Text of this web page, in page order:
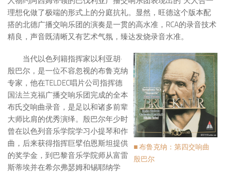
理想化做了极端的形式上的分庭抗礼。显然，旺德这个版本配
搭的北德广播交响乐团的演奏是一贯的高水准，RCA的录音技术
精良，声音既清晰又有艺术气氛，臻达发烧录音水准。
■ 布鲁克纳：第四交响曲
殷巴尔
当代以色列籍指挥家以利亚胡·
殷巴尔，是一位不容忽视的布鲁克纳
专家，他在TELDEC唱片公司指挥德
国法兰克福广播交响乐团完成的全本
布氏交响曲录音，是足以和诸多前辈
大师比肩的优秀演绎。殷巴尔年少时
曾在以色列音乐学院学习小提琴和作
曲，后来获得指挥巨擘伯恩斯坦提供
的奖学金，到巴黎音乐学院师从富雷
斯蒂埃并在希尔弗瑟姆和锡耶纳学